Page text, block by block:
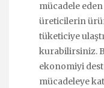
mücadele
üreticilerin
tüketiciye
kurabilirsiniz.
ekonomiyi
mücadeleye